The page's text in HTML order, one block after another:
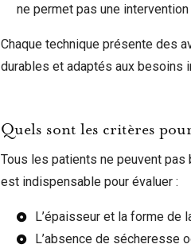
ne permet pas une intervention
Chaque technique présente des
durables et adaptés aux besoins
Quels sont les critères
Tous les patients ne peuvent
est indispensable pour évaluer :
L’épaisseur et la forme de
L’absence de sécheresse